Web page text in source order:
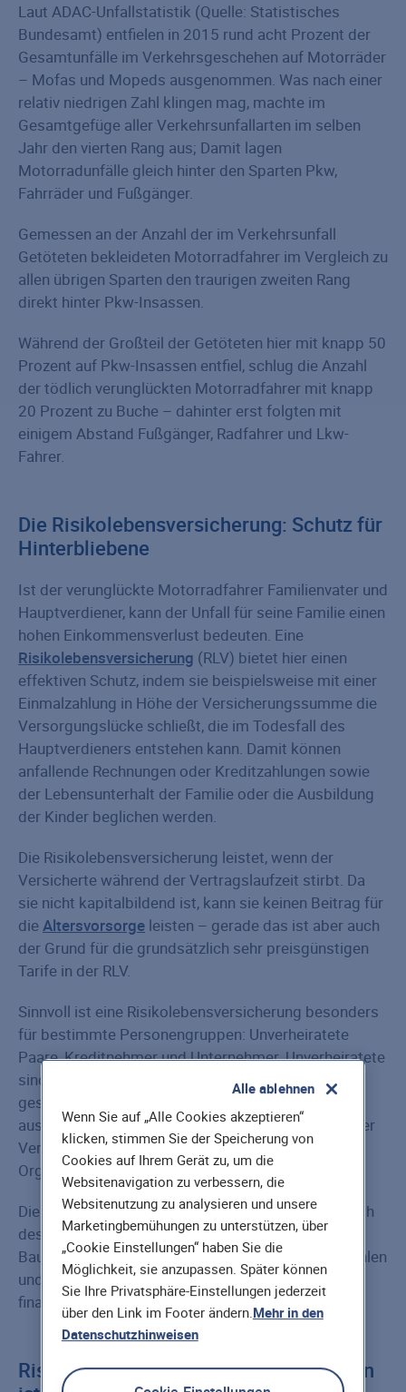
Laut ADAC-Unfallstatistik (Quelle: Statistisches
Bundesamt) entfielen in 2015 rund acht Prozent der
Gesamtunfälle im Verkehrsgeschehen auf Motorräder
– Mofas und Mopeds ausgenommen. Was nach einer
relativ niedrigen Zahl klingen mag, machte im
Gesamtgefüge aller Verkehrsunfallarten im selben
Jahr den vierten Rang aus; Damit lagen
Motorradunfälle gleich hinter den Sparten Pkw,
Fahrräder und Fußgänger.
Gemessen an der Anzahl der im Verkehrsunfall
Getöteten bekleideten Motorradfahrer im Vergleich zu
allen übrigen Sparten den traurigen zweiten Rang
direkt hinter Pkw-Insassen.
Während der Großteil der Getöteten hier mit knapp 50
Prozent auf Pkw-Insassen entfiel, schlug die Anzahl
der tödlich verunglückten Motorradfahrer mit knapp
20 Prozent zu Buche – dahinter erst folgten mit
einigem Abstand Fußgänger, Radfahrer und Lkw-
Fahrer.
Die Risikolebensversicherung: Schutz für
Hinterbliebene
Ist der verunglückte Motorradfahrer Familienvater und
Hauptverdiener, kann der Unfall für seine Familie einen
hohen Einkommensverlust bedeuten. Eine
Risikolebensversicherung (RLV) bietet hier einen
effektiven Schutz, indem sie beispielsweise mit einer
Einmalzahlung in Höhe der Versicherungssumme die
Versorgungslücke schließt, die im Todesfall des
Hauptverdieners entstehen kann. Damit können
anfallende Rechnungen oder Kreditzahlungen sowie
der Lebensunterhalt der Familie oder die Ausbildung
der Kinder beglichen werden.
Die Risikolebensversicherung leistet, wenn der
Versicherte während der Vertragslaufzeit stirbt. Da
sie nicht kapitalbildend ist, kann sie keinen Beitrag für
die Altersvorsorge leisten – gerade das ist aber auch
der Grund für die grundsätzlich sehr preisgünstigen
Tarife in der RLV.
Sinnvoll ist eine Risikolebensversicherung besonders
für bestimmte Personengruppen: Unverheiratete
Paare, Kreditnehmer und Unternehmer. Unverheiratete
sind nach dem Tod ihres Partners von der
gesetzlichen Witwer- bzw. Witwen-Rente
ausgenommen und erhalten dann zumindest aus der
Versicherungssumme finanzielle Hilfe zur
Organisation ihres Alltags.
Die Hinterbliebenen von Kreditnehmern können nach
dessen Ableben den Kredit, zum Beispiel aus einer
Baufinanzierung oder einem Studienkredit, abbezahlen
und Unternehmer haben im Todesfall ihre Firma
finanziell abgesichert.
Risikozuschläge in der RLV: Vergleichen
Wenn Sie auf „Alle Cookies akzeptieren“
klicken, stimmen Sie der Speicherung von
Cookies auf Ihrem Gerät zu, um die
Websitenavigation zu verbessern, die
Websitenutzung zu analysieren und unsere
Marketingbemühungen zu unterstützen, über
„Cookie Einstellungen“ haben Sie die
Möglichkeit, sie anzupassen. Später können
Sie Ihre Privatsphäre-Einstellungen jederzeit
über den Link im Footer ändern.Mehr in den
Datenschutzhinweisen
Alle ablehnen